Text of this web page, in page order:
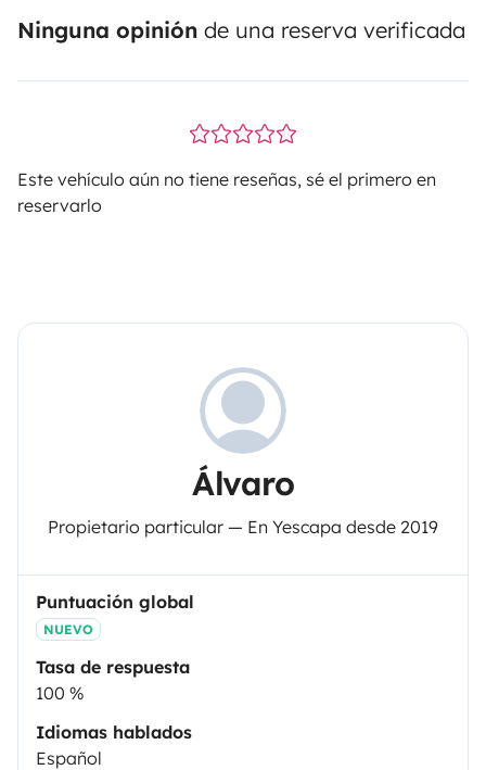
Ninguna opinión de una reserva verificada
Este vehículo aún no tiene reseñas, sé el primero en
reservarlo
Álvaro
Propietario particular — En Yescapa desde 2019
Puntuación global
NUEVO
Tasa de respuesta
100 %
Idiomas hablados
Español